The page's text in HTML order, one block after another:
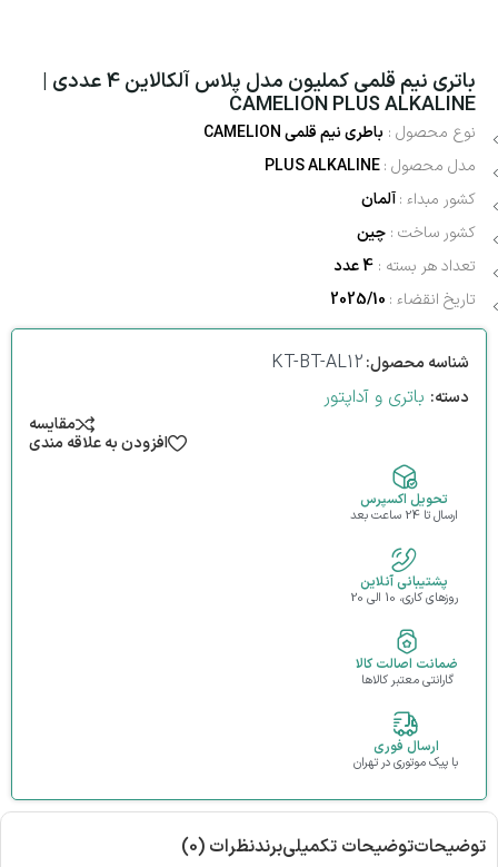
باتری نیم قلمی کملیون مدل پلاس آلکالاین 4 عددی |
CAMELION PLUS ALKALINE
نوع محصول : باطری نیم قلمی CAMELION
مدل محصول :
کشور مبداء :آلمان
کشور ساخت : چین
تعداد هر بسته : 4 عدد
تاریخ انقضاء :
شناسه محصول:KT-BT-AL12
دسته: باتری و آداپتور
مقایسه
افزودن به علاقه مندی
تحویل اکسپرس
ارسال تا 24 ساعت بعد
پشتیبانی آنلاین
روزهای کاری، 10 الی 20
ضمانت اصالت کالا
گارانتی معتبر کالاها
ارسال فوری
با پیک موتوری در تهران
توضیحاتتوضیحات تکمیلیبرندنظرات (0)